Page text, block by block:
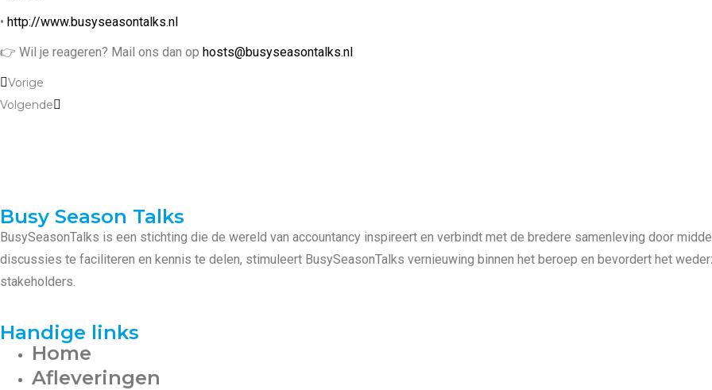
• http://www.busyseasontalks.nl
👉 Wil je reageren? Mail ons dan op hosts@busyseasontalks.nl
Vorige
Volgende
Busy Season Talks
BusySeasonTalks is een stichting die de wereld van accountancy inspireert en verbindt met de bredere samenleving door
discussies te faciliteren en kennis te delen, stimuleert BusySeasonTalks vernieuwing binnen het beroep en bevordert het
stakeholders.
Handige links
Home
Afleveringen